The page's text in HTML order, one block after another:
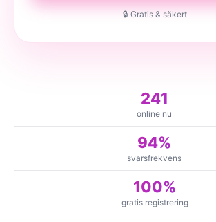
🔒 Gratis & säkert
241
online nu
94%
svarsfrekvens
100%
gratis registrering